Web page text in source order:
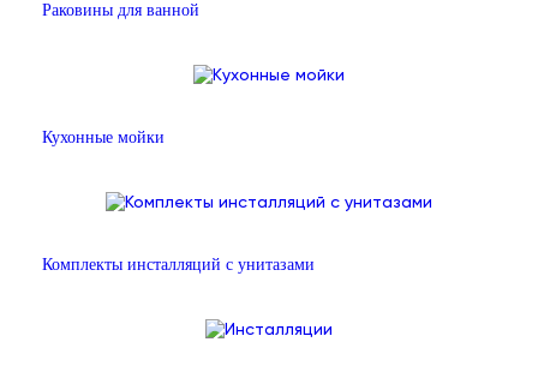
Раковины для ванной
Кухонные мойки
Комплекты инсталляций с унитазами